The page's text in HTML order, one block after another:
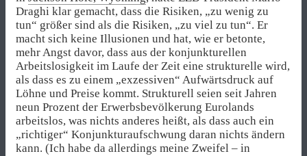
Draghi klar gemacht, dass die Risiken, „zu wenig zu
tun“ größer sind als die Risiken, „zu viel zu tun“. Er
macht sich keine Illusionen und hat, wie er betonte,
mehr Angst davor, dass aus der konjunkturellen
Arbeitslosigkeit im Laufe der Zeit eine strukturelle wird,
als dass es zu einem „exzessiven“ Aufwärtsdruck auf
Löhne und Preise kommt. Strukturell seien seit Jahren
neun Prozent der Erwerbsbevölkerung Eurolands
arbeitslos, was nichts anderes heißt, als dass auch ein
„richtiger“ Konjunkturaufschwung daran nichts ändern
kann. (Ich habe da allerdings meine Zweifel – in